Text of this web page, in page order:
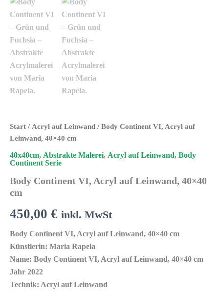
Start / Acryl auf Leinwand / Body Continent VI, Acryl auf
Leinwand, 40×40 cm
40x40cm, Abstrakte Malerei, Acryl auf Leinwand, Body
Continent Serie
Body Continent VI, Acryl auf Leinwand, 40×40
cm
450,00 € inkl. MwSt
Body Continent VI, Acryl auf Leinwand, 40×40 cm
Künstlerin: Maria Rapela
Name: Body Continent VI, Acryl auf Leinwand, 40×40 cm
Jahr 2022
Technik: Acryl auf Leinwand